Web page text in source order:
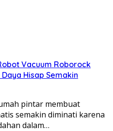
Vacuum Roborock
Hisap Semakin
pintar membuat
semakin diminati karena
dalam…